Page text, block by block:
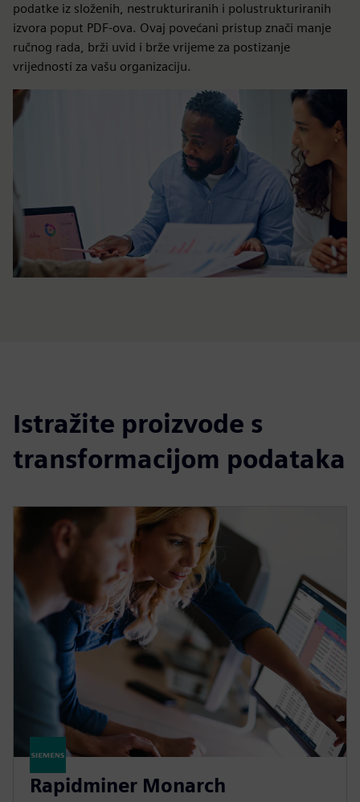
podatke iz složenih, nestrukturiranih i polustrukturiranih
izvora poput PDF-ova. Ovaj povećani pristup znači manje
ručnog rada, brži uvid i brže vrijeme za postizanje
vrijednosti za vašu organizaciju.
Istražite proizvode s
transformacijom podataka
Rapidminer Monarch